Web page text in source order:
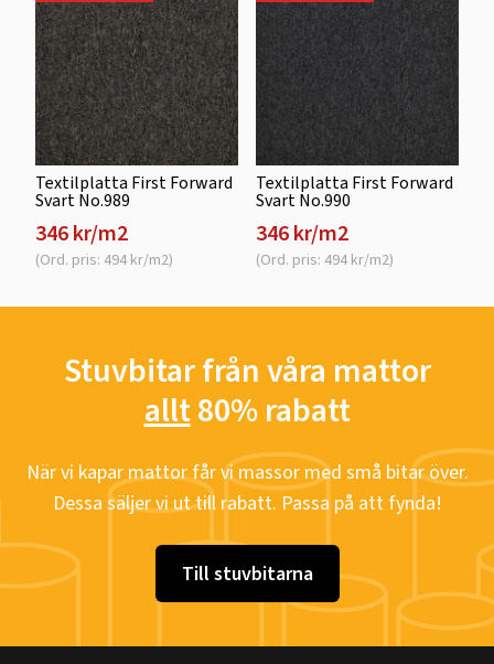
Textilplatta First Forward
Svart No.989
346 kr/m2
(Ord. pris: 494 kr/m2)
Textilplatta First Forward
Svart No.990
346 kr/m2
(Ord. pris: 494 kr/m2)
Stuvbitar från våra mattor
allt80% rabatt
När vi kapar mattor får vi massor med små bitar över.
Dessa säljer vi ut till rabatt. Passa på att fynda!
Till stuvbitarna